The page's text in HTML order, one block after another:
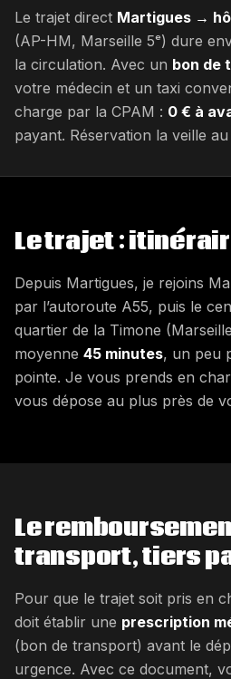
Le trajet direct Martigues →
(AP-HM, Marseille 5ᵉ) dure
la circulation. Avec un bon de
votre médecin et un taxi
charge par la CPAM : 0 € à
payant. Réservation la veille
Le trajet :
Depuis Martigues, je rejoins
par l’autoroute A55, puis le
quartier de la Timone
moyenne 45 minutes, un peu
pointe. Je vous prends en
vous dépose au plus près de
Le
transport, tiers
Pour que le trajet soit pris en
doit établir une prescription
(bon de transport) avant le
urgence. Avec ce document,